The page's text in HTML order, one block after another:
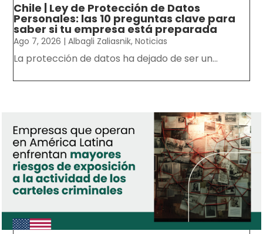
Chile | Ley de Protección de Datos
Personales: las 10 preguntas clave para
saber si tu empresa está preparada
Ago 7, 2026 |Albagli Zaliasnik,Noticias
La protección de datos ha dejado de ser un...